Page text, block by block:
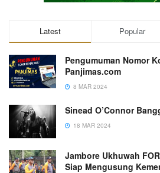
Latest Popular
Pengumuman Nomor
Panjimas.com
8 MAR 2024
Sinead O’Connor
18 MAR 2024
Jambore Ukhuwah
Siap Mengusung